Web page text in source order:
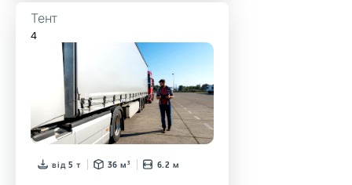
Тент
4
від 5 т 36 м³ 6.2 м